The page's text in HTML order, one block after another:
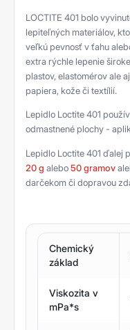
LOCTITE 401 bolo
lepiteľných materiálov,
veľkú pevnosť v ťahu
extra rýchle lepenie
plastov, elastomérov ale
papiera, kože či textílií.
Lepidlo Loctite 401
odmastnené plochy -
Lepidlo Loctite 401 ďalej
20 g alebo50 gramov
darčekom či dopravou
Chemický
základ
Viskozita v
mPa*s